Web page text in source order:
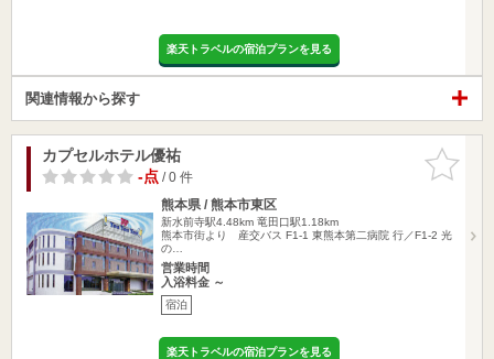
楽天トラベルの宿泊プランを見る
関連情報から探す
お気に入
りに追加
カプセルホテル優祐
-点/ 0 件
熊本県 / 熊本市東区
新水前寺駅4.48km 竜田口駅1.18km
熊本市街より 産交バス F1-1 東熊本第二病院 行／F1-2 光
の…
営業時間
入浴料金 ～
宿泊
楽天トラベルの宿泊プランを見る